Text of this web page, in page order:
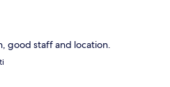
good staff and location.